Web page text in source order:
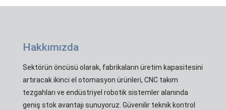
Hakkımızda
Sektörün öncüsü olarak, fabrikaların üretim kapasitesini
artıracak ikinci el otomasyon ürünleri, CNC takım
tezgahları ve endüstriyel robotik sistemler alanında
geniş stok avantajı sunuyoruz. Güvenilir teknik kontrol